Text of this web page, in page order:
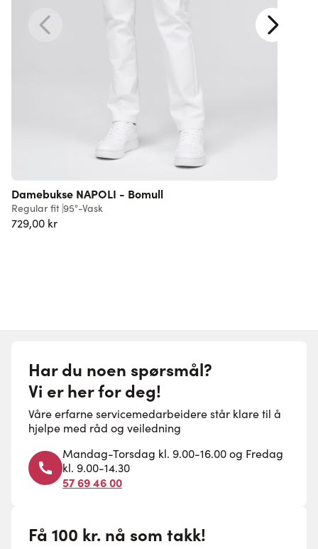
Damebukse NAPOLI - Bomull
Regular fit 95°-Vask
729,00 kr
Har du noen spørsmål?
Vi er her for deg!
Våre erfarne servicemedarbeidere står klare til å
hjelpe med råd og veiledning
Mandag-Torsdag kl. 9.00-16.00 og Fredag
kl. 9.00-14.30
57 69 46 00
Få 100 kr. nå som takk!